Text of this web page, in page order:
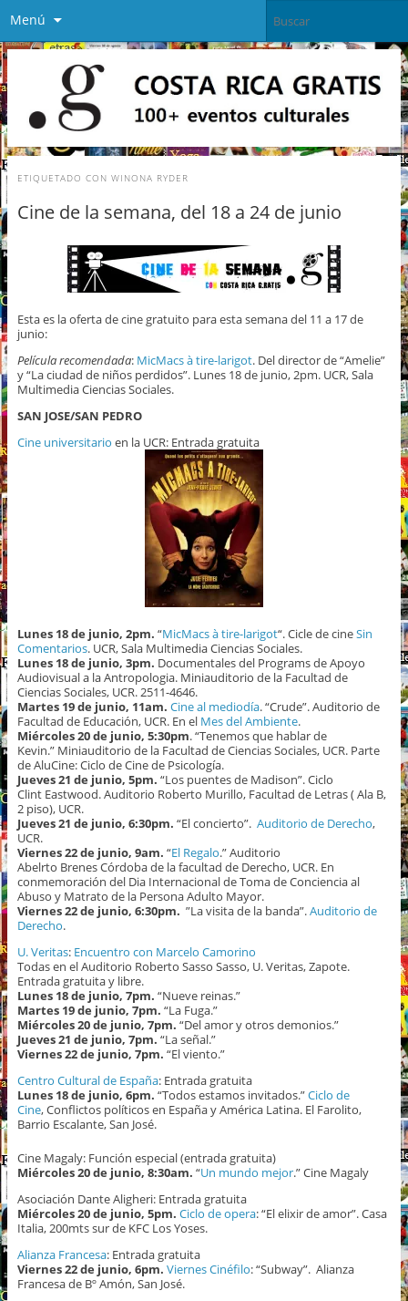
Menú
ETIQUETADO CON WINONA RYDER
Cine de la semana, del 18 a 24 de junio
Esta es la oferta de cine gratuito para esta semana del 11 a 17 de
junio:
Película recomendada: MicMacs à tire-larigot. Del director de “Amelie”
y “La ciudad de niños perdidos”. Lunes 18 de junio, 2pm. UCR, Sala
Multimedia Ciencias Sociales.
SAN JOSE/SAN PEDRO
Cine universitario en la UCR: Entrada gratuita
Lunes 18 de junio, 2pm. “MicMacs à tire-larigot“. Cicle de cineSin
Comentarios. UCR, Sala Multimedia Ciencias Sociales.
Lunes 18 de junio, 3pm. Documentales del Programs de Apoyo
Audiovisual a la Antropologia. Miniauditorio de la Facultad de
Ciencias Sociales, UCR. 2511-4646.
Martes 19 de junio, 11am. Cine al mediodía. “Crude”. Auditorio de
Facultad de Educación, UCR. En el Mes del Ambiente.
Miércoles 20 de junio, 5:30pm. “Tenemos que hablar de
Kevin.” Miniauditorio de la Facultad de Ciencias Sociales, UCR. Parte
de AluCine: Ciclo de Cine de Psicología.
Jueves 21 de junio, 5pm. “Los puentes de Madison”. Ciclo
Clint Eastwood. Auditorio Roberto Murillo, Facultad de Letras ( Ala B,
2 piso), UCR.
Jueves 21 de junio, 6:30pm. “El concierto”. Auditorio de Derecho,
UCR.
Viernes 22 de junio, 9am. “El Regalo.” Auditorio
Abelrto Brenes Córdoba de la facultad de Derecho, UCR. En
conmemoración del Dia Internacional de Toma de Conciencia al
Abuso y Matrato de la Persona Adulto Mayor.
Viernes 22 de junio, 6:30pm. ”La visita de la banda”.Auditorio de
Derecho.
U. Veritas: Encuentro con Marcelo Camorino
Todas en el Auditorio Roberto Sasso Sasso, U. Veritas, Zapote.
Entrada gratuita y libre.
Lunes 18 de junio, 7pm. “Nueve reinas.”
Martes 19 de junio, 7pm. “La Fuga.”
Miércoles 20 de junio, 7pm. “Del amor y otros demonios.”
Jueves 21 de junio, 7pm. “La señal.”
Viernes 22 de junio, 7pm. “El viento.”
Centro Cultural de España: Entrada gratuita
Lunes 18 de junio, 6pm. “Todos estamos invitados.”Ciclo de
Cine, Conflictos políticos en España y América Latina. El Farolito,
Barrio Escalante, San José.
Cine Magaly: Función especial (entrada gratuita)
Miércoles 20 de junio, 8:30am. “Un mundo mejor.” Cine Magaly
Asociación Dante Aligheri: Entrada gratuita
Miércoles 20 de junio, 5pm. Ciclo de opera: “El elixir de amor”. Casa
Italia, 200mts sur de KFC Los Yoses.
Alianza Francesa: Entrada gratuita
Viernes 22 de junio, 6pm. Viernes Cinéfilo: “Subway”. Alianza
Francesa de Bº Amón, San José.